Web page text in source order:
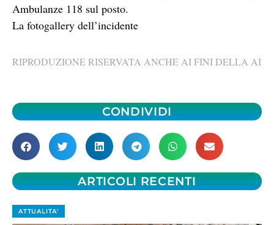
Ambulanze 118 sul posto.
La fotogallery dell’incidente
RIPRODUZIONE RISERVATA ANCHE AI FINI DELLA AI
CONDIVIDI
ARTICOLI RECENTI
ATTUALITA'